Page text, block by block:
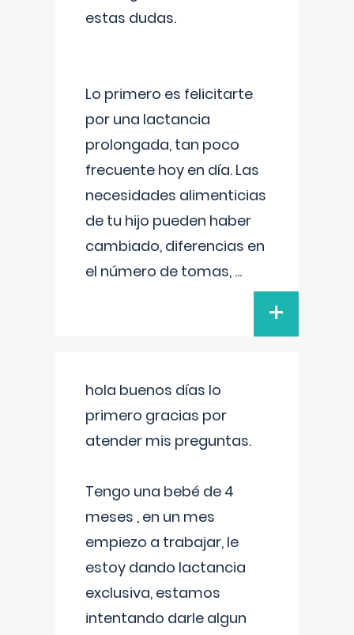
estas dudas.
Lo primero es felicitarte
por una lactancia
prolongada, tan poco
frecuente hoy en día. Las
necesidades alimenticias
de tu hijo pueden haber
cambiado, diferencias en
el número de tomas, ...
+
hola buenos días lo
primero gracias por
atender mis preguntas.
Tengo una bebé de 4
meses , en un mes
empiezo a trabajar, le
estoy dando lactancia
exclusiva, estamos
intentando darle algun